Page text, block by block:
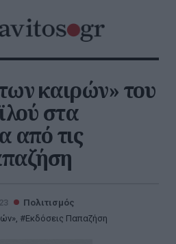
καιρών» του
στα
από τις
Πολιτισμός
, Εκδόσεις Παπαζήση